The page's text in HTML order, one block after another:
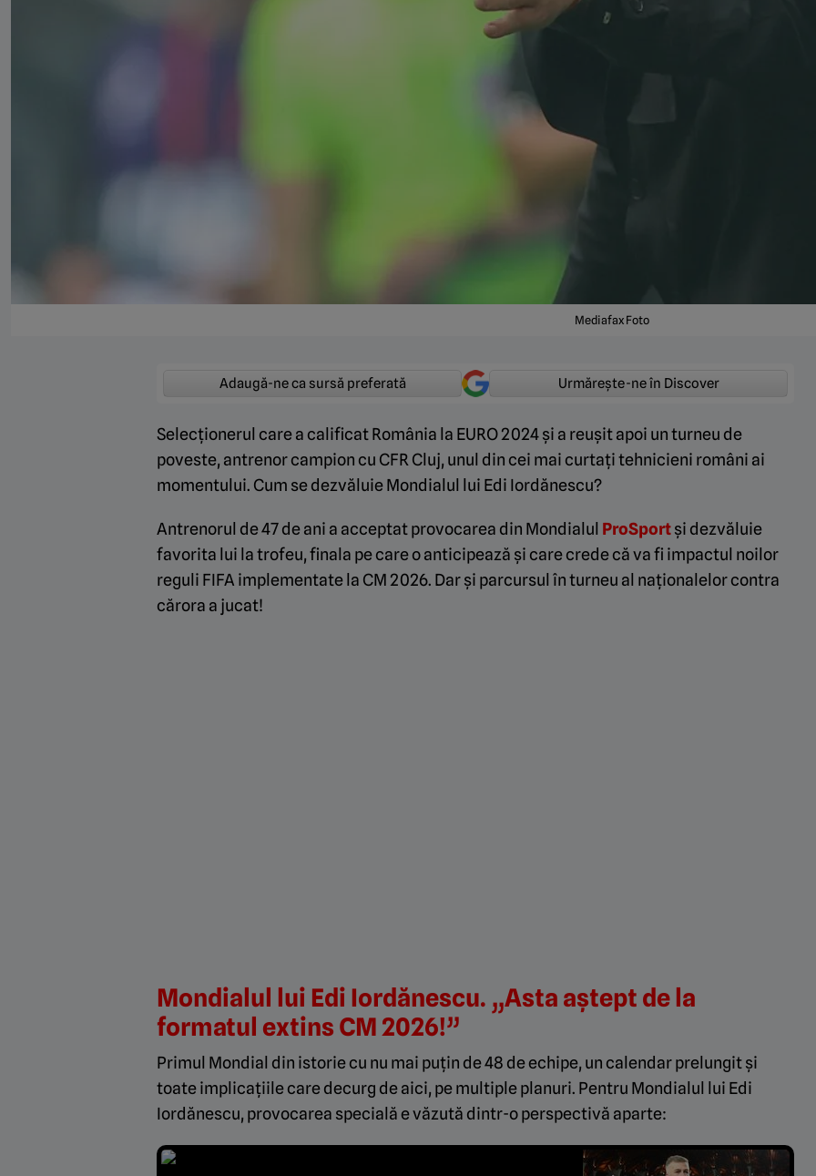
Mediafax Foto
Adaugă-ne ca sursă preferată Urmărește-ne în Discover
Selecționerul care a calificat România la EURO 2024 și a reușit apoi un turneu de
poveste, antrenor campion cu CFR Cluj, unul din cei mai curtați tehnicieni români ai
momentului. Cum se dezvăluie Mondialul lui Edi Iordănescu?
Antrenorul de 47 de ani a acceptat provocarea din Mondialul ProSportși dezvăluie
favorita lui la trofeu, finala pe care o anticipează și care crede că va fi impactul noilor
reguli FIFA implementate la CM 2026. Dar și parcursul în turneu al naționalelor contra
cărora a jucat!
Mondialul lui Edi Iordănescu. „Asta aștept de la
formatul extins CM 2026!”
Primul Mondial din istorie cu nu mai puțin de 48 de echipe, un calendar prelungit și
toate implicațiile care decurg de aici, pe multiple planuri. Pentru Mondialul lui Edi
Iordănescu, provocarea specială e văzută dintr-o perspectivă aparte: